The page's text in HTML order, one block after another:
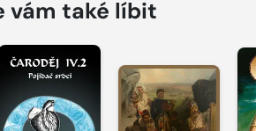
vám také líbit